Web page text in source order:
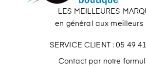
LES MEILLEURES
en général aux meilleurs
SERVICE CLIENT : 05 49
Contact par notre